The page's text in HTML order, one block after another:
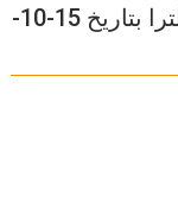
شاهد بث مباشر مباراة اسبانيا وإنجلترا بتاريخ 15-10-